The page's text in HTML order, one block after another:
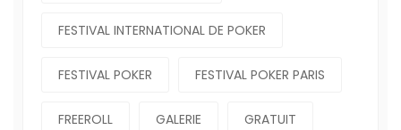
FESTIVAL INTERNATIONAL DE POKER
FESTIVAL POKER FESTIVAL POKER PARIS
FREEROLL GALERIE GRATUIT